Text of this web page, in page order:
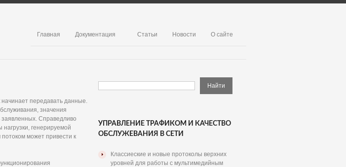
Главная Документация Статьи Новости О сайте
начинает передавать данные.
значения
Справедливо
генерируемой
может привести к
УПРАВЛЕНИЕ ТРАФИКОМ И КАЧЕСТВО
ОБСЛУЖЕВАНИЯ В СЕТИ
Классиеские и новые протоколы верхних
уровней для работы с мультимедийным